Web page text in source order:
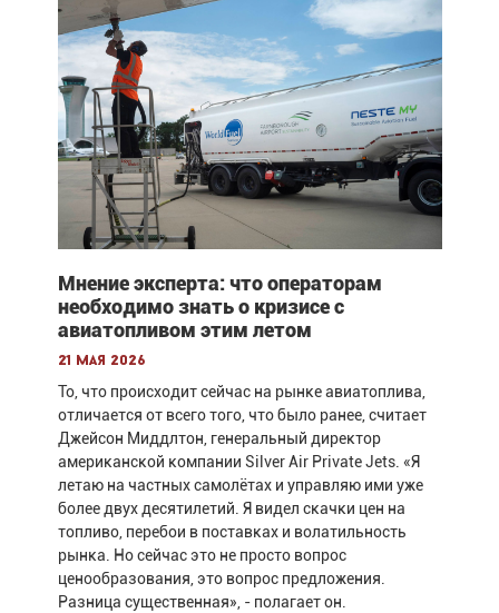
Мнение эксперта: что операторам
необходимо знать о кризисе с
авиатопливом этим летом
21 мая 2026
То, что происходит сейчас на рынке авиатоплива,
отличается от всего того, что было ранее, считает
Джейсон Миддлтон, генеральный директор
американской компании Silver Air Private Jets. «Я
летаю на частных самолётах и управляю ими уже
более двух десятилетий. Я видел скачки цен на
топливо, перебои в поставках и волатильность
рынка. Но сейчас это не просто вопрос
ценообразования, это вопрос предложения.
Разница существенная», - полагает он.